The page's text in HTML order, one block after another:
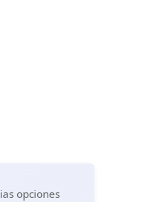
opciones